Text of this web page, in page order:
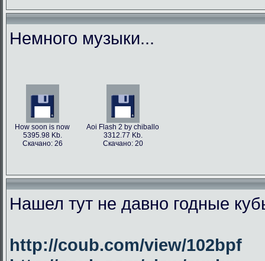
Немного музыки...
How soon is now
5395.98 Kb.
Скачано: 26
Aoi Flash 2 by chiballo
3312.77 Kb.
Скачано: 20
Нашел тут не давно годные
http://coub.com/view/102bpf